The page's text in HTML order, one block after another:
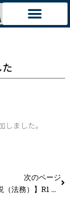
た
しました。
次のページ
【過去問解説（法務）】R1 第13問 特許権